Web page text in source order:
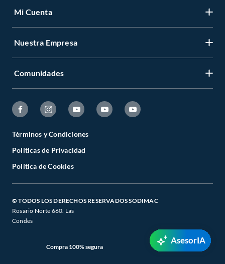
Mi Cuenta
Nuestra Empresa
Comunidades
Términos y Condiciones
Políticas de Privacidad
Política de Cookies
© TODOS LOS DERECHOS RESERVADOS SODIMAC
Rosario Norte 660. Las
Condes
Compra 100% segura
AsesorIA